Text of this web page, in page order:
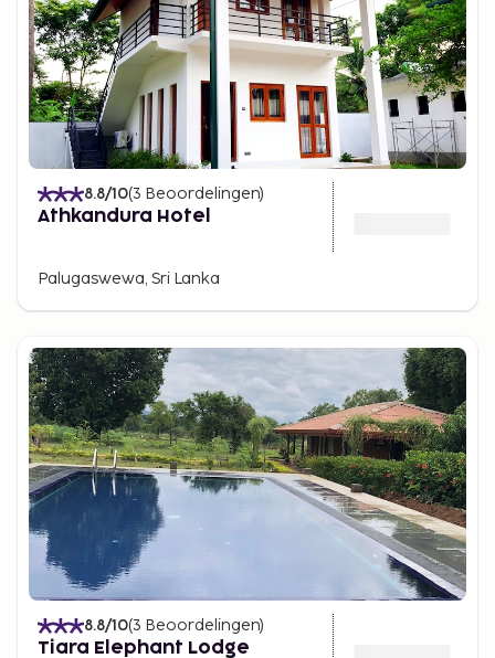
8.8/10(3 Beoordelingen)
Athkandura Hotel
Palugaswewa, Sri Lanka
8.8/10(3 Beoordelingen)
Tiara Elephant Lodge